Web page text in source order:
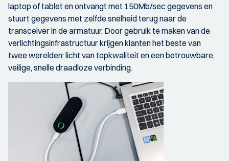
laptop of tablet en ontvangt met 150Mb/sec gegevens en
stuurt gegevens met zelfde snelheid terug naar de
transceiver in de armatuur. Door gebruik te maken van de
verlichtingsinfrastructuur krijgen klanten het beste van
twee werelden: licht van topkwaliteit en een betrouwbare,
veilige, snelle draadloze verbinding.